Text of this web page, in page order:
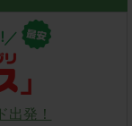
出発！